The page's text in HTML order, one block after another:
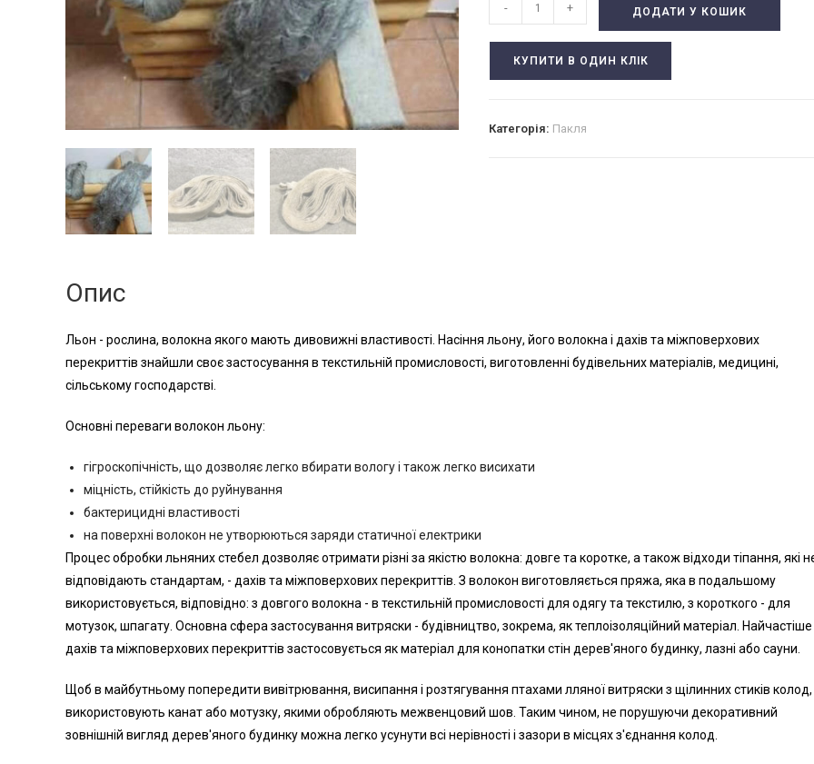
для
- + ДОДАТИ У КОШИК
КУПИТИ В ОДИН КЛІК
Категорія: Пакля
Опис
Льон - рослина, волокна якого мають дивовижні властивості. Насіння льону, його волокна і дахів та міжповерхових
перекриттів знайшли своє застосування в текстильній промисловості, виготовленні будівельних матеріалів, медицині,
сільському господарстві.
Основні переваги волокон льону:
гігроскопічність, що дозволяє легко вбирати вологу і також легко висихати
міцність, стійкість до руйнування
бактерицидні властивості
на поверхні волокон не утворюються заряди статичної електрики
Процес обробки льняних стебел дозволяє отримати різні за якістю волокна: довге та коротке, а також відходи тіпання, які
відповідають стандартам, - дахів та міжповерхових перекриттів. З волокон виготовляється пряжа, яка в подальшому
використовується, відповідно: з довгого волокна - в текстильній промисловості для одягу та текстилю, з короткого - для
мотузок, шпагату. Основна сфера застосування витряски - будівництво, зокрема, як теплоізоляційний матеріал. Найчастіше
дахів та міжповерхових перекриттів застосовується як матеріал для конопатки стін дерев'яного будинку, лазні або сауни.
Щоб в майбутньому попередити вивітрювання, висипання і розтягування птахами лляної витряски з щілинних стиків колод,
використовують канат або мотузку, якими обробляють межвенцовий шов. Таким чином, не порушуючи декоративний
зовнішній вигляд дерев'яного будинку можна легко усунути всі нерівності і зазори в місцях з'єднання колод.